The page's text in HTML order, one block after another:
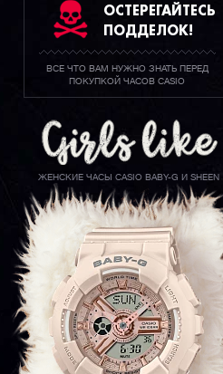
ОСТЕРЕГАЙТЕСЬ
ПОДДЕЛОК!
ВСЕ ЧТО ВАМ НУЖНО ЗНАТЬ ПЕРЕД
ПОКУПКОЙ ЧАСОВ CASIO
ЖЕНСКИЕ ЧАСЫ CASIO BABY-G И SHEEN